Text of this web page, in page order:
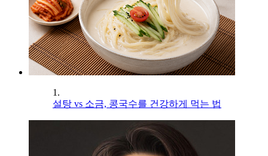
1.
설탕 vs 소금, 콩국수를 건강하게 먹는 법